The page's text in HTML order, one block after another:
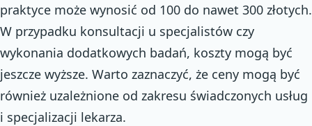
praktyce może wynosić od 100 do nawet 300 złotych.
W przypadku konsultacji u specjalistów czy
wykonania dodatkowych badań, koszty mogą być
jeszcze wyższe. Warto zaznaczyć, że ceny mogą być
również uzależnione od zakresu świadczonych usług
i specjalizacji lekarza.